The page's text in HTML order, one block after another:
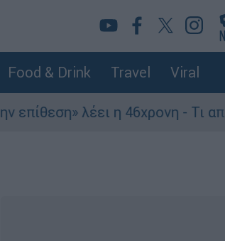
Food & Drink Travel Viral
η 46χρονη - Τι αποκάλυψε